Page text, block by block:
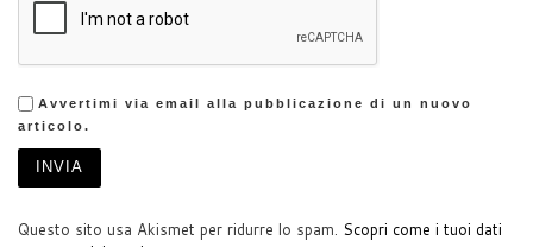
Avvertimi via email alla pubblicazione di un nuovo
articolo.
Questo sito usa Akismet per ridurre lo spam. Scopri come i tuoi dati